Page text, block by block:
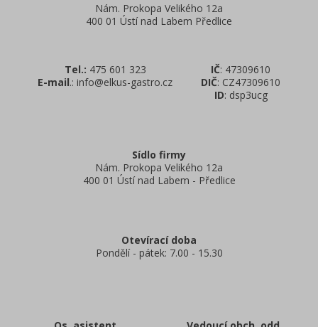
Nám. Prokopa Velikého 12a
400 01 Ústí nad Labem Předlice
Tel.: 475 601 323
E-mail.: info@elkus-gastro.cz
IČ: 47309610
DIČ: CZ47309610
ID: dsp3ucg
Sídlo firmy
Nám. Prokopa Velikého 12a
400 01 Ústí nad Labem - Předlice
Otevírací doba
Pondělí - pátek: 7.00 - 15.30